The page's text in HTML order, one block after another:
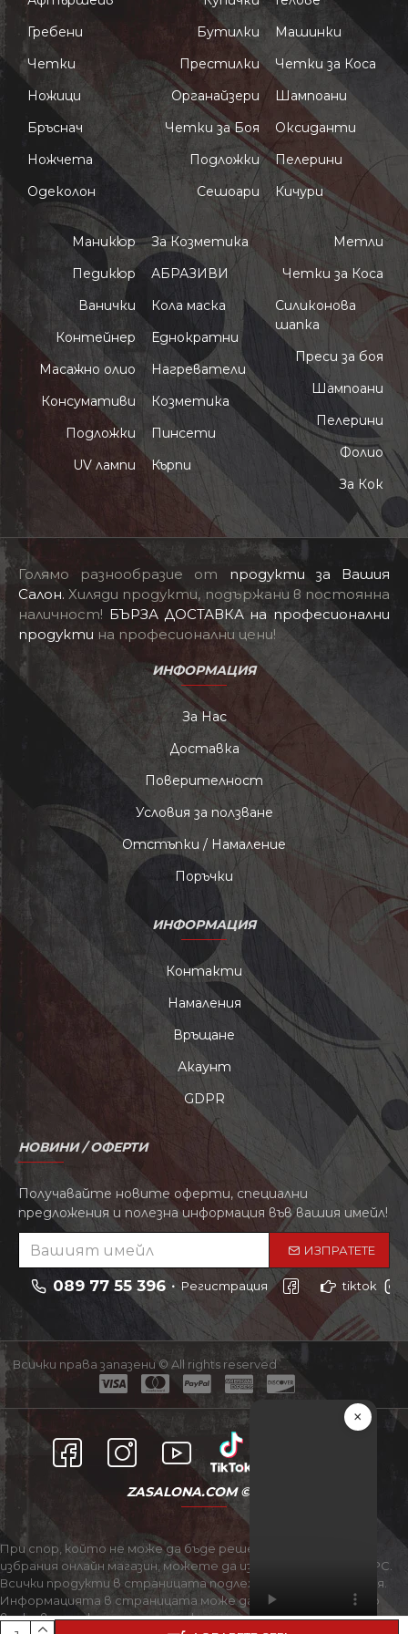
×
Гребени
Четки
Ножици
Бръснач
Ножчета
Одеколон
Бутилки
Престилки
Органайзери
Четки за Боя
Подложки
Сешоари
Машинки
Четки за Коса
Шампоани
Оксиданти
Пелерини
Кичури
Маникюр
Педикюр
Ванички
Контейнер
Масажно олио
Консумативи
Подложки
UV лампи
За Козметика
АБРАЗИВИ
Кола маска
Еднократни
Нагреватели
Козметика
Пинсети
Кърпи
Метли
Четки за Коса
Силиконова
шапка
Преси за боя
Шампоани
Пелерини
Фолио
За Кок
Голямо разнообразие от продукти за Вашия
Салон.Хиляди продукти, подържани в постоянна
наличност! БЪРЗА ДОСТАВКА на професионални
продукти на професионални цени!
ИНФОРМАЦИЯ
За Нас
Доставка
Поверителност
Условия за ползване
Отстъпки / Намаление
Поръчки
ИНФОРМАЦИЯ
Контакти
Намаления
Връщане
Акаунт
GDPR
НОВИНИ / ОФЕРТИ
Получавайте новите оферти, специални
предложения и полезна информация във вашия имейл!
ИЗПРАТЕТЕ
089 77 55 396 Регистрация tiktok
Всички права запазени © All rights reserved
ZASALONA.COM © 2021
При спор, който не може да бъде решен съвместно с
избрания онлайн магазин, можете да използвате сайта ОРС.
Всички продукти в страницата подлежат на актуализация.
Информацията в страницата може да бъде променяна по
всяко време, като не е задължително промените да бъдат